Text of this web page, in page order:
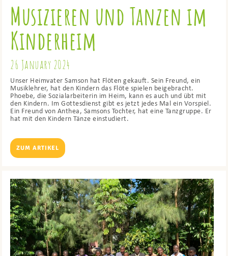
Musizieren und Tanzen im
Kinderheim
26 January 2024
Unser Heimvater Samson hat Flöten gekauft. Sein Freund, ein
Musiklehrer, hat den Kindern das Flöte spielen beigebracht.
Phoebe, die Sozialarbeiterin im Heim, kann es auch und übt mit
den Kindern. Im Gottesdienst gibt es jetzt jedes Mal ein Vorspiel.
Ein Freund von Anthea, Samsons Tochter, hat eine Tanzgruppe. Er
hat mit den Kindern Tänze einstudiert.
ZUM ARTIKEL